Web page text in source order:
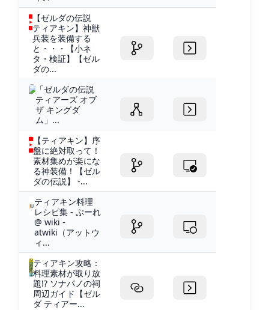
【ゼルダの伝説
ティアキン】神獣
兵装を装備する
と・・・【小ネ
タ・検証】【ゼル
ダの...
「ゼルダの伝説
ティアーズ オブ
ザ キングダ
ム」...
【ティアキン】序
盤に絶対取って！
素材集めが楽にな
る神装備！【ゼル
ダの伝説】 -...
ティアキン料理
レシピ集 - ぷーれ
@ wiki -
atwiki（アットウ
ィ...
ティアキン攻略：
料理素材が取り放
題!? ソナパノの祠
周辺ガイド【ゼル
ダ ティアー...